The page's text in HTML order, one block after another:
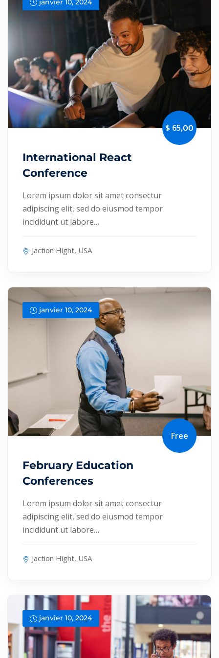
Généralistes
option Santé
Médico-
Analyses
Assistant en imagerie
Aide chimiste-biologiste
DQP
Secrétariat médical
Vendeur en Pharmacie
Délégué médical
janvier 10, 2024
$ 65,00
International React
Conference
Lorem ipsum dolor sit amet consectur
adipiscing elit, sed do eiusmod tempor
incididunt ut labore…
Jaction Hight, USA
janvier 10, 2024
Free
February Education
Conferences
Lorem ipsum dolor sit amet consectur
adipiscing elit, sed do eiusmod tempor
incididunt ut labore…
Jaction Hight, USA
janvier 10, 2024